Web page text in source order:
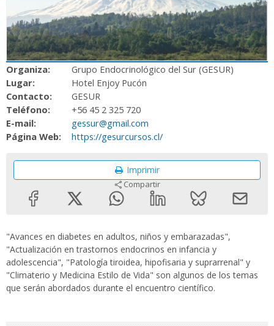
Organiza:
Grupo Endocrinológico del Sur (GESUR)
Lugar:
Hotel Enjoy Pucón
Contacto:
GESUR
Teléfono:
+56 45 2 325 720
E-mail:
gessur@gmail.com
Página Web:
https://gesurcursos.cl/
Imprimir
Compartir
"Avances en diabetes en adultos, niños y embarazadas",
"Actualización en trastornos endocrinos en infancia y
adolescencia", "Patología tiroidea, hipofisaria y suprarrenal" y
"Climaterio y Medicina Estilo de Vida" son algunos de los temas
que serán abordados durante el encuentro científico.